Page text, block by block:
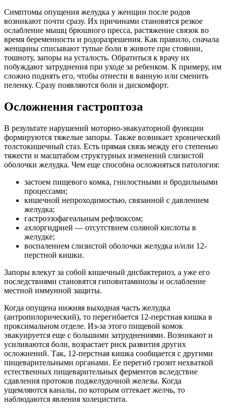
Симптомы опущения желудка у женщин после родов
возникают почти сразу. Их причинами становятся резкое
ослабление мышц брюшного пресса, растяжение связок во
время беременности и родоразрешения. Как правило, сначала
женщины списывают тупые боли в животе при стоянии,
тошноту, запоры на усталость. Обратиться к врачу их
побуждают затруднения при уходе за ребенком. К примеру, им
сложно поднять его, чтобы отнести в ванную или сменить
пеленку. Сразу появляются боли и дискомфорт.
Осложнения гастроптоза
В результате нарушений моторно-эвакуаторной функции
формируются тяжелые запоры. Также возникает хронический
толстокишечный стаз. Есть прямая связь между его степенью
тяжести и масштабом структурных изменений слизистой
оболочки желудка. Чем еще способна осложняться патология:
застоем пищевого комка, гнилостными и бродильными
процессами;
кишечной непроходимостью, связанной с давлением
желудка;
гастроэзофагеальным рефлюксом;
ахлоргидрией — отсутствием соляной кислоты в
желудке;
воспалением слизистой оболочки желудка и/или 12-
перстной кишки.
Запоры влекут за собой кишечный дисбактериоз, а уже его
последствиями становятся гиповитаминозы и ослабление
местной иммунной защиты.
Когда опущена нижняя выходная часть желудка
(антропилорический), то перегибается 12-перстная кишка в
проксимальном отделе. Из-за этого пищевой комок
эвакуируется еще с большими затруднениями. Возникают и
усиливаются боли, возрастает риск развития других
осложнений. Так, 12-перстная кишка сообщается с другими
пищеварительными органами. Ее перегиб грозит нехваткой
естественных пищеварительных ферментов вследствие
сдавления протоков поджелудочной железы. Когда
ущемляются каналы, по которым оттекает желчь, то
наблюдаются явления холецистита.